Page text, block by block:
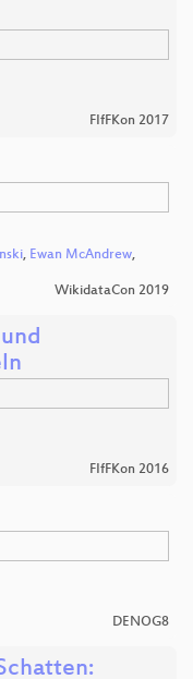
FIfFKon 2017
, Ewan McAndrew,
WikidataCon 2019
FIfFKon 2016
DENOG8